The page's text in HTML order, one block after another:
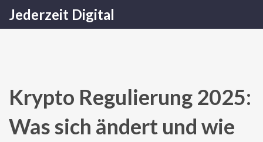
Jederzeit Digital
Krypto Regulierung 2025:
Was sich ändert und wie